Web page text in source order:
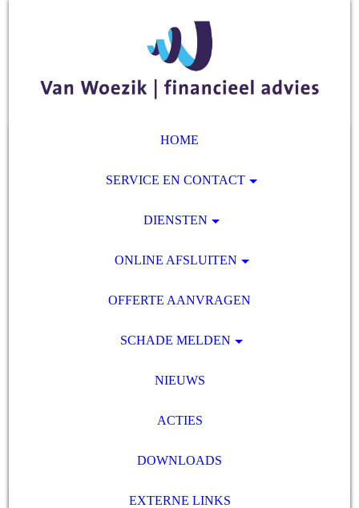
HOME
SERVICE EN CONTACT
DIENSTEN
ONLINE AFSLUITEN
OFFERTE AANVRAGEN
SCHADE MELDEN
NIEUWS
ACTIES
DOWNLOADS
EXTERNE LINKS